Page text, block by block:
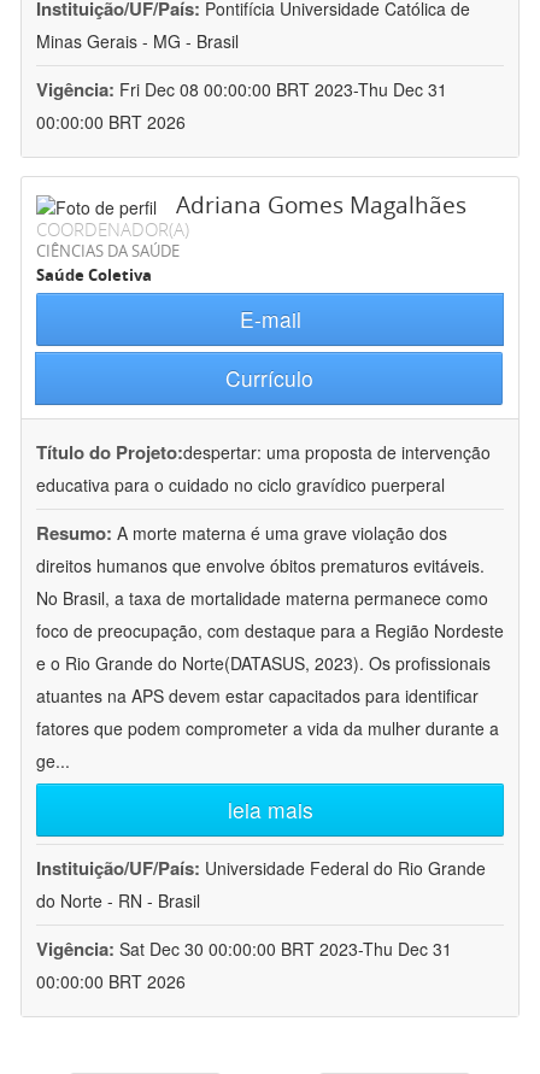
Instituição/UF/País: Pontifícia Universidade Católica de
Minas Gerais - MG - Brasil
Vigência: Fri Dec 08 00:00:00 BRT 2023-Thu Dec 31
00:00:00 BRT 2026
Adriana Gomes Magalhães
COORDENADOR(A)
CIÊNCIAS DA SAÚDE
Saúde Coletiva
E-mail
Currículo
Título do Projeto:despertar: uma proposta de intervenção
educativa para o cuidado no ciclo gravídico puerperal
Resumo: A morte materna é uma grave violação dos
direitos humanos que envolve óbitos prematuros evitáveis.
No Brasil, a taxa de mortalidade materna permanece como
foco de preocupação, com destaque para a Região Nordeste
e o Rio Grande do Norte(DATASUS, 2023). Os profissionais
atuantes na APS devem estar capacitados para identificar
fatores que podem comprometer a vida da mulher durante a
ge...
leia mais
Instituição/UF/País: Universidade Federal do Rio Grande
do Norte - RN - Brasil
Vigência: Sat Dec 30 00:00:00 BRT 2023-Thu Dec 31
00:00:00 BRT 2026